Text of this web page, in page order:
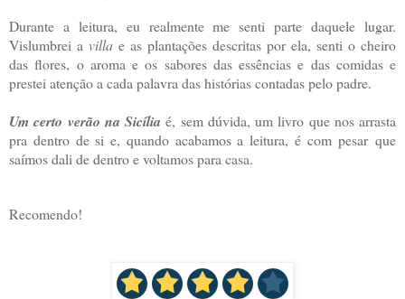
Durante a leitura, eu realmente me senti parte daquele lugar.
Vislumbrei a villa e as plantações descritas por ela, senti o cheiro
das flores, o aroma e os sabores das essências e das comidas e
prestei atenção a cada palavra das histórias contadas pelo padre.
Um certo verão na Sicília é, sem dúvida, um livro que nos arrasta
pra dentro de si e, quando acabamos a leitura, é com pesar que
saímos dali de dentro e voltamos para casa.
Recomendo!